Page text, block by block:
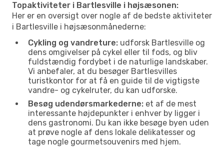
Topaktiviteter i Bartlesville i højsæsonen:
Her er en oversigt over nogle af de bedste aktiviteter
i Bartlesville i højsæsonmånederne:
Cykling og vandreture: udforsk Bartlesville og
dens omgivelser på cykel eller til fods, og bliv
fuldstændig fordybet i de naturlige landskaber.
Vi anbefaler, at du besøger Bartlesvilles
turistkontor for at få en guide til de vigtigste
vandre- og cykelruter, du kan udforske.
Besøg udendørsmarkederne: et af de mest
interessante højdepunkter i enhver by ligger i
dens gastronomi. Du kan ikke besøge byen uden
at prøve nogle af dens lokale delikatesser og
tage nogle gourmetsouvenirs med hjem.